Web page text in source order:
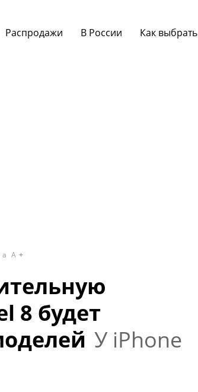
Распродажи В России Как выбрать
a A
8 будет
У iPhone